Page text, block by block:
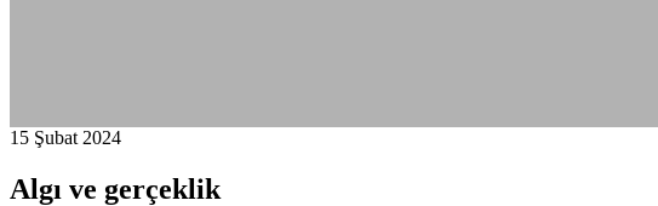
15 Şubat 2024
Algı ve gerçeklik